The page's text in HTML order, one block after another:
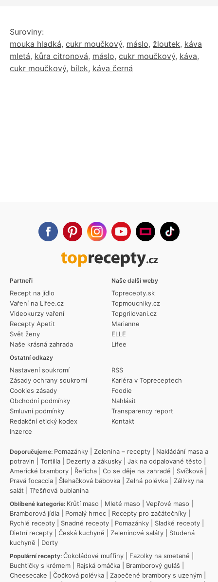
Suroviny:
mouka hladká, cukr moučkový, máslo, žloutek, káva
mletá, kůra citronová, máslo, cukr moučkový, káva,
cukr moučkový, bílek, káva černá
Partneři
Recept na jídlo
Vaření na Lifee.cz
Videokurzy vaření
Recepty Apetit
Svět ženy
Naše krásná zahrada
Ostatní odkazy
Nastavení soukromí
Zásady ochrany soukromí
Cookies zásady
Obchodní podmínky
Smluvní podmínky
Redakční etický kodex
Inzerce
RSS
Kariéra v Topreceptech
Foodie
Nahlásit
Transparency report
Kontakt
Naše další weby
Toprecepty.sk
Topmoucniky.cz
Topgrilovani.cz
Marianne
ELLE
Lifee
Doporučujeme: Pomazánky Zelenina – recepty
Nakládání masa a
potravin
Tortilla Dezerty a zákusky Jak na odpalované těsto
Americké brambory
Řeřicha Co se děje na zahradě Svíčková
Pravá focaccia
Šlehačková bábovka Zelná polévka
Zálivky na
salát
Třešňová bublanina
Oblíbené kategorie: Krůtí maso Mleté maso Vepřové maso
Bramborová jídla
Pomalý hrnec Recepty pro začátečníky
Rychlé recepty
Snadné recepty Pomazánky Sladké recepty
Dietní recepty
Česká kuchyně Zeleninové saláty
Studená
kuchyně
Dorty
Populární recepty: Čokoládové muffiny Fazolky na smetaně
Buchtičky s krémem
Rajská omáčka Bramborový guláš
Cheesecake
Čočková polévka Zapečené brambory s uzeným